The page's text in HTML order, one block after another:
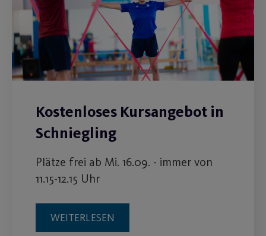
Kostenloses Kursangebot in
Schniegling
Plätze frei ab Mi. 16.09. - immer von
11.15-12.15 Uhr
WEITERLESEN